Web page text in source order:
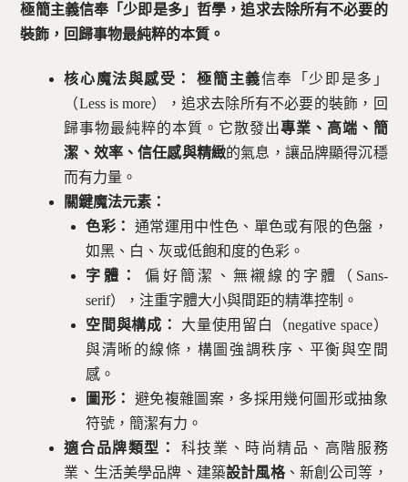
極簡主義信奉「少即是多」哲學，追求去除所有不必要的
裝飾，回歸事物最純粹的本質。
核心魔法與感受： 極簡主義信奉「少即是多」
（Less is more），追求去除所有不必要的裝飾，回
歸事物最純粹的本質。它散發出專業、高端、簡
潔、效率、信任感與精緻的氣息，讓品牌顯得沉穩
而有力量。
關鍵魔法元素：
色彩：
通常運用中性色、單色或有限的色盤，
如黑、白、灰或低飽和度的色彩。
字體：
偏好簡潔、無襯線的字體（Sans-
serif），注重字體大小與間距的精準控制。
空間與構成：
大量使用留白（negative space）
與清晰的線條，構圖強調秩序、平衡與空間
感。
圖形：
避免複雜圖案，多採用幾何圖形或抽象
符號，簡潔有力。
適合品牌類型：
科技業、時尚精品、高階服務
業、生活美學品牌、建築設計風格、新創公司等，